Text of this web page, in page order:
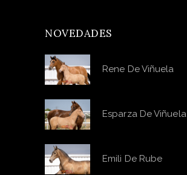
NOVEDADES
Rene De Viñuela
Esparza De Viñuela
Emili De Rube